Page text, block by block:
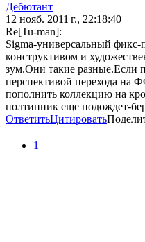
Дебютант
12 нояб. 2011 г., 22:18:40
Re[Tu-man]:
Sigma-универсальный
конструктивом и
зум.Они такие разные.Если
перспективой перехода на
пополнить коллекцию на
полтинник еще подождет-
ОтветитьЦитировать
1